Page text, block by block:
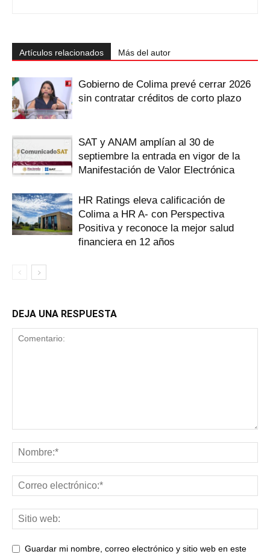
Artículos relacionados Más del autor
Gobierno de Colima prevé cerrar 2026
sin contratar créditos de corto plazo
SAT y ANAM amplían al 30 de
septiembre la entrada en vigor de la
Manifestación de Valor Electrónica
HR Ratings eleva calificación de
Colima a HR A- con Perspectiva
Positiva y reconoce la mejor salud
financiera en 12 años
DEJA UNA RESPUESTA
Guardar mi nombre, correo electrónico y sitio web en este